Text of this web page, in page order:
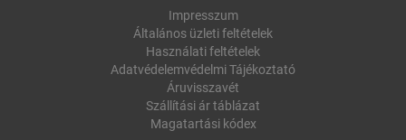
Impresszum
Általános üzleti feltételek
Használati feltételek
Adatvédelemvédelmi Tájékoztató
Áruvisszavét
Szállítási ár táblázat
Magatartási kódex